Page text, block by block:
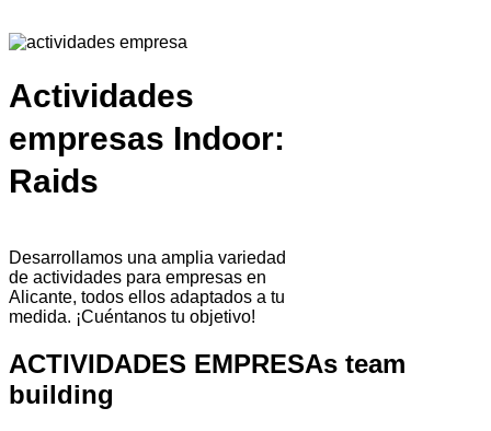
Actividades
empresas Indoor:
Raids
Desarrollamos una amplia variedad
de actividades para empresas en
Alicante, todos ellos adaptados a tu
medida. ¡Cuéntanos tu objetivo!
ACTIVIDADES EMPRESAs team
building